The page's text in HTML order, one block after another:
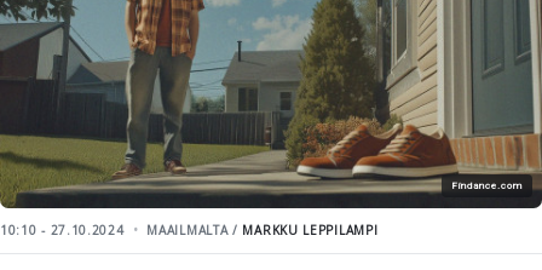
Findance.com
10:10 - 27.10.2024 MAAILMALTA / MARKKU LEPPILAMPI